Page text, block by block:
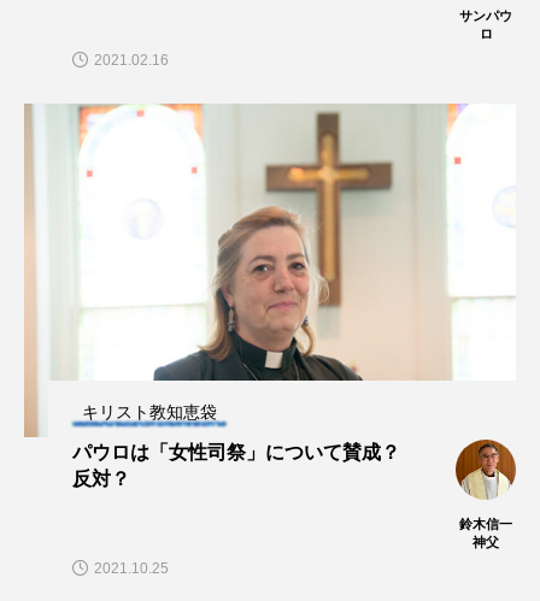
サンパウ
ロ
2021.02.16
キリスト教知恵袋
パウロは「女性司祭」について賛成？
反対？
鈴木信一
神父
2021.10.25